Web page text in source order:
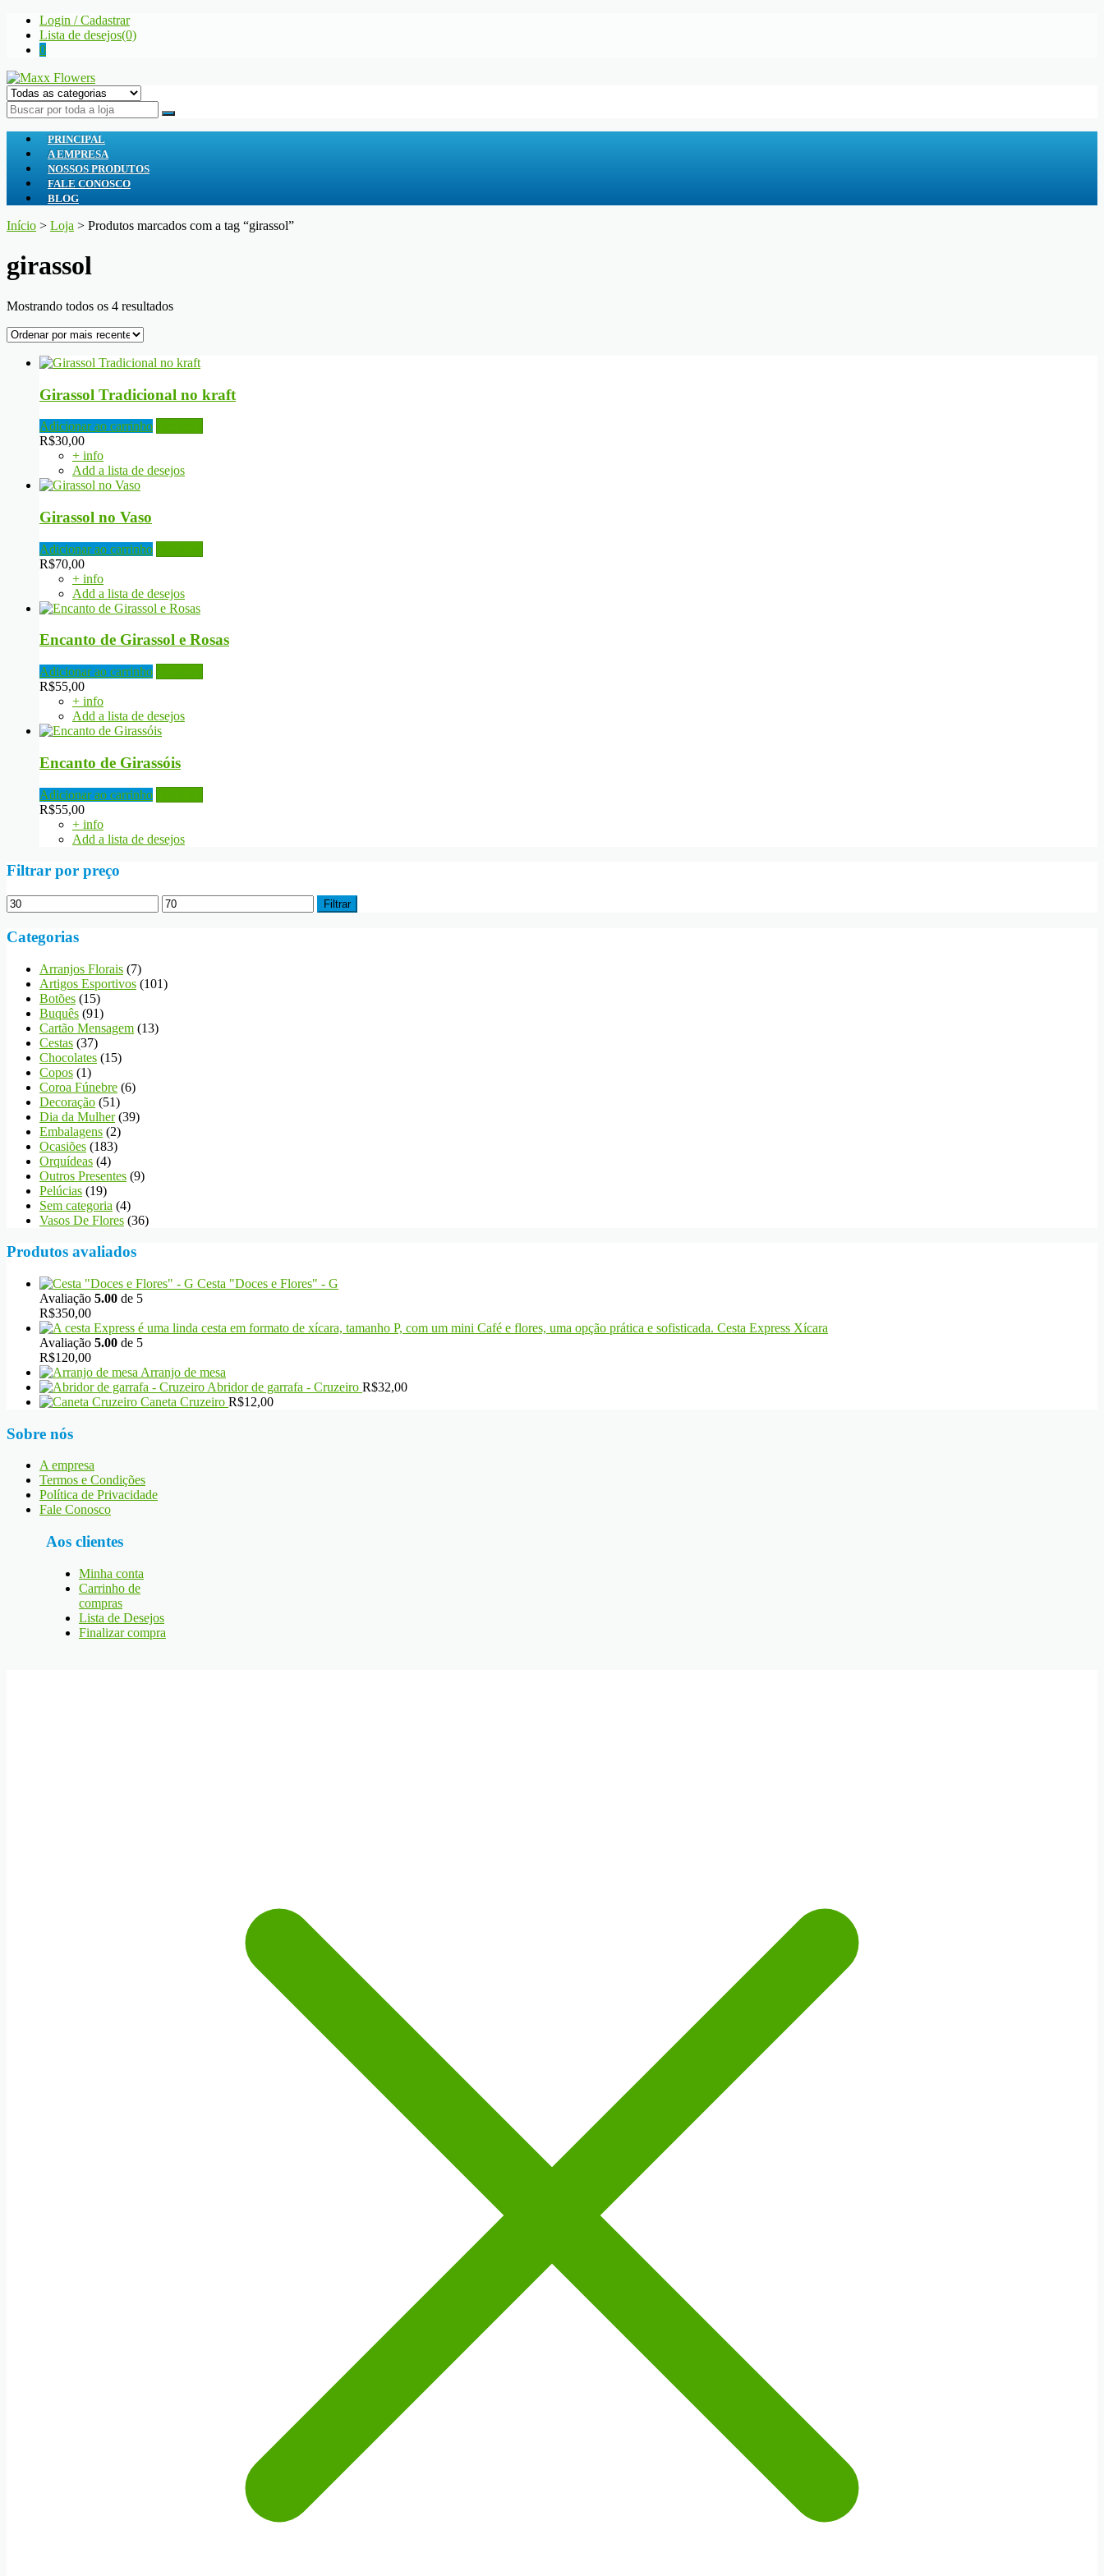
Skip
navigation
Skip
content
Login / Cadastrar
Lista de desejos(0)
0
Maxx Flowers
A sua floricultura
PRINCIPAL
A EMPRESA
NOSSOS PRODUTOS
FALE CONOSCO
BLOG
Início > Loja > Produtos marcados com a tag “girassol”
girassol
Mostrando todos os 4 resultadosClassificado
Girassol Tradicional no kraft
Adicionar ao carrinho
R$30,00
+ info
Add a lista de desejos
Girassol no Vaso
Adicionar ao carrinho
R$70,00
+ info
Add a lista de desejos
Encanto de Girassol e Rosas
Adicionar ao carrinho
R$55,00
+ info
Add a lista de desejos
Encanto de Girassóis
Adicionar ao carrinho
R$55,00
+ info
Add a lista de desejos
Filtrar por preço
Preço
mínimo
Preço
máximo
Filtrar
Categorias
Arranjos Florais (7)
Artigos Esportivos (101)
Botões (15)
Buquês (91)
Cartão Mensagem (13)
Cestas (37)
Chocolates (15)
Copos (1)
Coroa Fúnebre (6)
Decoração (51)
Dia da Mulher (39)
Embalagens (2)
Ocasiões (183)
Orquídeas (4)
Outros Presentes (9)
Pelúcias (19)
Sem categoria (4)
Vasos De Flores (36)
Produtos avaliados
Cesta "Doces e Flores" - G
Avaliação 5.00 de 5
R$350,00
Cesta Express Xícara
Avaliação 5.00 de 5
R$120,00
Arranjo de mesa
Abridor de garrafa - Cruzeiro R$32,00
Caneta Cruzeiro R$12,00
Sobre nós
A empresa
Termos e Condições
Política de Privacidade
Fale Conosco
Aos clientes
Minha conta
Carrinho de
compras
Lista de Desejos
Finalizar compra